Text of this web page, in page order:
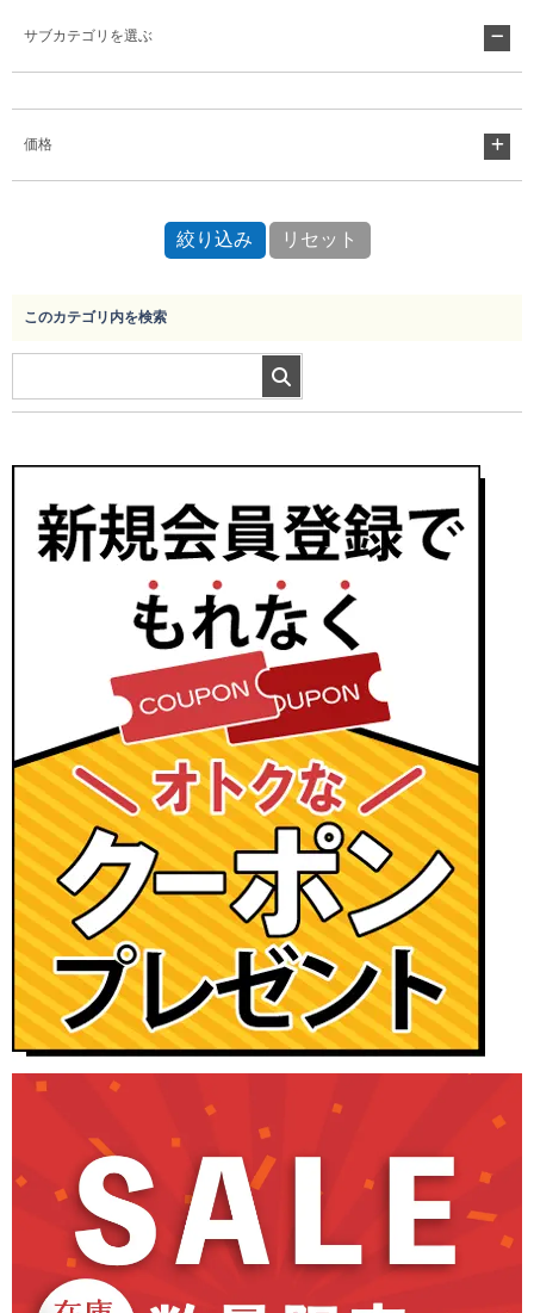
サブカテゴリを選ぶ
価格
このカテゴリ内を検索